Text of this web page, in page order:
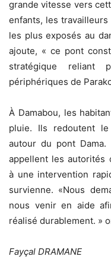
grande vitesse vers
enfants, les
les plus exposés au
ajoute, « ce pont
stratégique reliant
périphériques de
À Damabou, les
pluie. Ils redoutent
autour du pont Dama.
appellent les autorités
à une intervention
survienne. «Nous
nous venir en aide
réalisé durablement. »
Fayçal DRAMANE